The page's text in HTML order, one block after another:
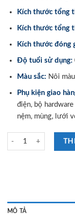
Kích thước tổng
Kích thước tổng
Kích thước đóng
Độ tuổi sử dụng:
Màu sắc: Nôi
Phụ kiện giao
điện, bộ
nệm, mùng, lưới
Nôi gỗ em bé đa
MÔ TẢ